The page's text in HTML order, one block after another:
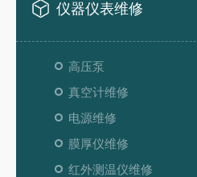
仪器仪表维修
高压泵
真空计维修
电源维修
膜厚仪维修
红外测温仪维修